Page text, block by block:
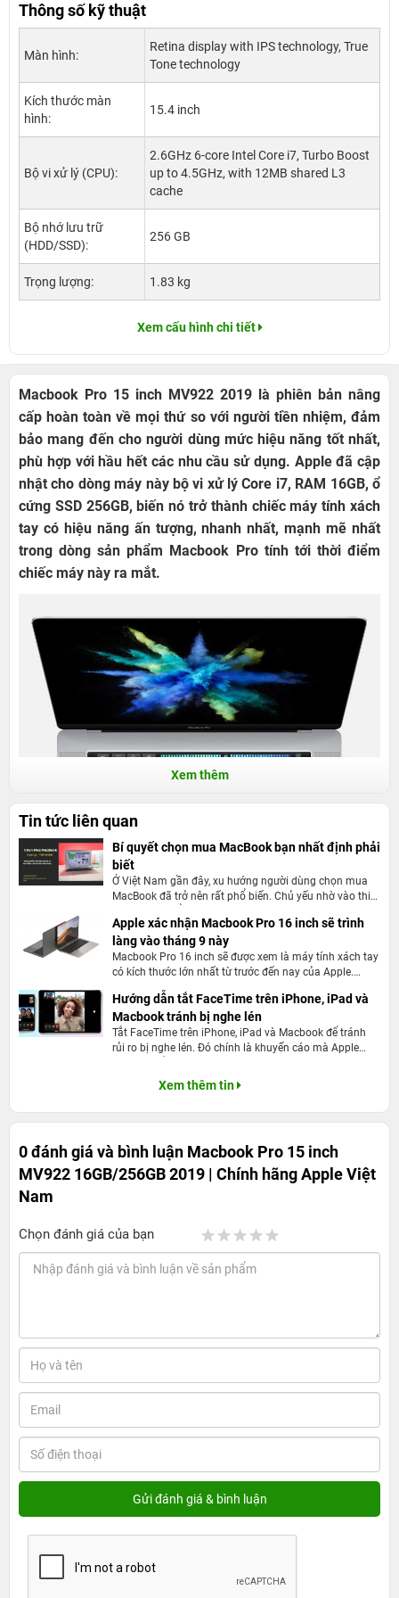
Thông số kỹ thuật
Màn hình:
Retina display with IPS technology, True
Tone technology
Kích thước màn
hình:
15.4 inch
Bộ vi xử lý (CPU):
2.6GHz 6-core Intel Core i7, Turbo Boost
up to 4.5GHz, with 12MB shared L3
cache
Bộ nhớ lưu trữ
(HDD/SSD):
256 GB
Trọng lượng: 1.83 kg
Xem cấu hình chi tiết
Macbook Pro 15 inch MV922 2019 là phiên bản nâng
cấp hoàn toàn về mọi thứ so với người tiền nhiệm, đảm
bảo mang đến cho người dùng mức hiệu năng tốt nhất,
phù hợp với hầu hết các nhu cầu sử dụng. Apple đã cập
nhật cho dòng máy này bộ vi xử lý Core i7, RAM 16GB, ổ
cứng SSD 256GB, biến nó trở thành chiếc máy tính xách
tay có hiệu năng ấn tượng, nhanh nhất, mạnh mẽ nhất
trong dòng sản phẩm Macbook Pro tính tới thời điểm
chiếc máy này ra mắt.
Macbook Pro 15 inch MV922 2019 – đánh
giá tổng quan
Bộ xử lý mới kết hợp cùng khả năng đồ họa mạnh mẽ,
màn hình Retina rực rỡ màu sắc, ổ cứng SSD siêu nhanh,
chip bảo mật Apple T2 tốc độ xử lý ưu việt, thời lượng pin
Sierra biến chiếc Macbook Pro trở thành thiết bị xách tay
chuyên nghiệp đầy lý tưởng dành cho bất kì ai.
Macbook Pro 15 inch được trang bị thanh Touch Bar, có
thể thay thế hoàn toàn các phím chức năng, nằm cố định
năng), mang lại sự linh hoạt tối đa. Touch Bar có thể
được tuỳ chỉnh dựa trên nhu cầu người dùng hoặc tự
hệ thống về âm lượng và độ sáng, các phím tương tác để
điều chỉnh hoặc duyệt qua nội dung, các tính năng gõ
thông minh như biểu tượng cảm xúc và văn bản dự
đoán…
Xem thêm
Tin tức liên quan
Bí quyết chọn mua MacBook bạn nhất định phải
biết
Ở Việt Nam gần đây, xu hướng người dùng chọn mua
MacBook đã trở nên rất phổ biến. Chủ yếu nhờ vào thiết
trâu bò. Việc tìm mua MacBook cũng không còn khó
như trước, vì có khá nhiều cửa hàng bày bán các dòng
sản phẩm mới và cũ.
Apple xác nhận Macbook Pro 16 inch sẽ trình
làng vào tháng 9 này
Macbook Pro 16 inch sẽ được xem là máy tính xách tay
có kích thước lớn nhất từ trước đến nay của Apple.
Nhiều người sẽ kỳ vọng nhiều hơn đến từ hiệu năng
cũng như các tính năng mới mà máy tính mang đến
cho người dùng. Hãy cùng khám phá tất cả những thứ
mà Apple sẽ mang đến cho người dùng ở thế hệ
Macbook Pro 2019.
Hướng dẫn tắt FaceTime trên iPhone, iPad và
Macbook tránh bị nghe lén
Tắt FaceTime trên iPhone, iPad và Macbook để tránh
rủi ro bị nghe lén. Đó chính là khuyến cáo mà Apple
gian gần đây, Apple đã bắt đầu có những dấu hiệu lỗ
hổng trong tính năng nghe gọi. Để vô hiệu hóa
nghiệp vụ sau đây.
Xem thêm tin
0 đánh giá và bình luận Macbook Pro 15 inch
MV922 16GB/256GB 2019 | Chính hãng Apple Việt
Nam
Chọn đánh giá của bạn